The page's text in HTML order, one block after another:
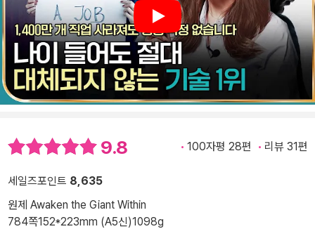
Play
9.8 100자평 28편 리뷰 31편
세일즈포인트 8,635
원제 Awaken the Giant Within
784쪽152*223mm (A5신)1098g